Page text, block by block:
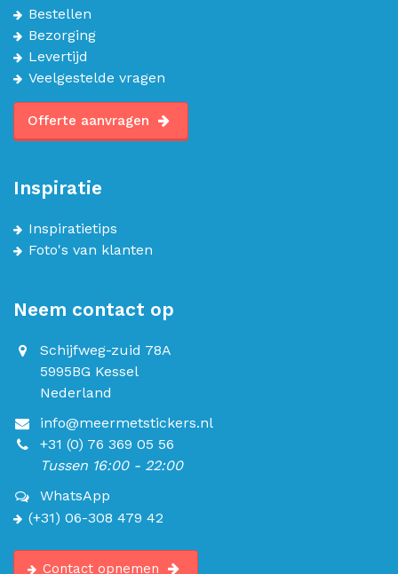
Bestellen
Bezorging
Levertijd
Veelgestelde vragen
Offerte aanvragen
Inspiratie
Inspiratietips
Foto's van klanten
Neem contact op
Schijfweg-zuid 78A
5995BG Kessel
Nederland
info@meermetstickers.nl
+31 (0) 76 369 05 56
Tussen 16:00 - 22:00
WhatsApp
(+31) 06-308 479 42
Contact opnemen